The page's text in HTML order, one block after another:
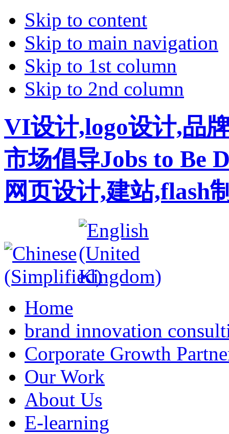
Skip to content
Skip to main navigation
Skip to 1st column
Skip to 2nd column
VI设计,logo设计,品
市场倡导Jobs to Be
网页设计,建站,flash
Home
brand innovation
Corporate Growth
Our Work
About Us
E-learning